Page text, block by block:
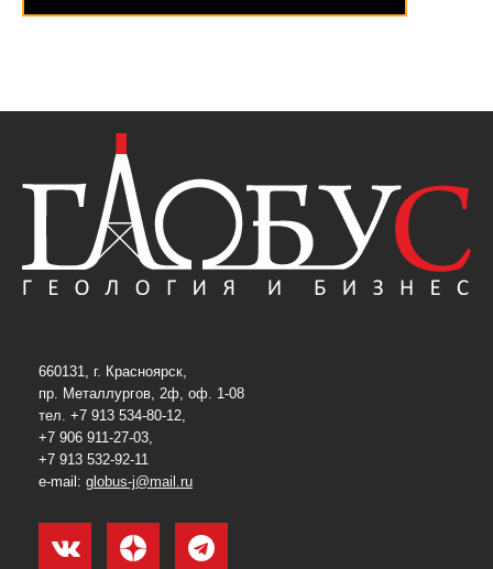
660131, г. Красноярск,
пр. Металлургов, 2ф, оф. 1-08
тел. +7 913 534-80-12,
+7 906 911-27-03,
+7 913 532-92-11
e-mail: globus-j@mail.ru